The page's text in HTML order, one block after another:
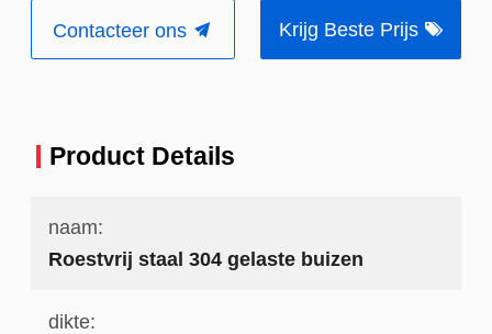
Contacteer ons Krijg Beste Prijs
Product Details
naam:
Roestvrij staal 304 gelaste buizen
dikte: